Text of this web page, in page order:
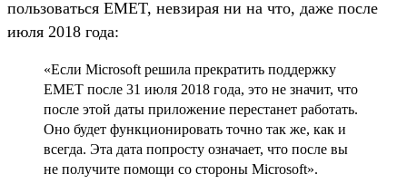
пользоваться EMET, невзирая ни на что, даже после
июля 2018 года:
«Если Microsoft решила прекратить поддержку
EMET после 31 июля 2018 года, это не значит, что
после этой даты приложение перестанет работать.
Оно будет функционировать точно так же, как и
всегда. Эта дата попросту означает, что после вы
не получите помощи со стороны Microsoft».